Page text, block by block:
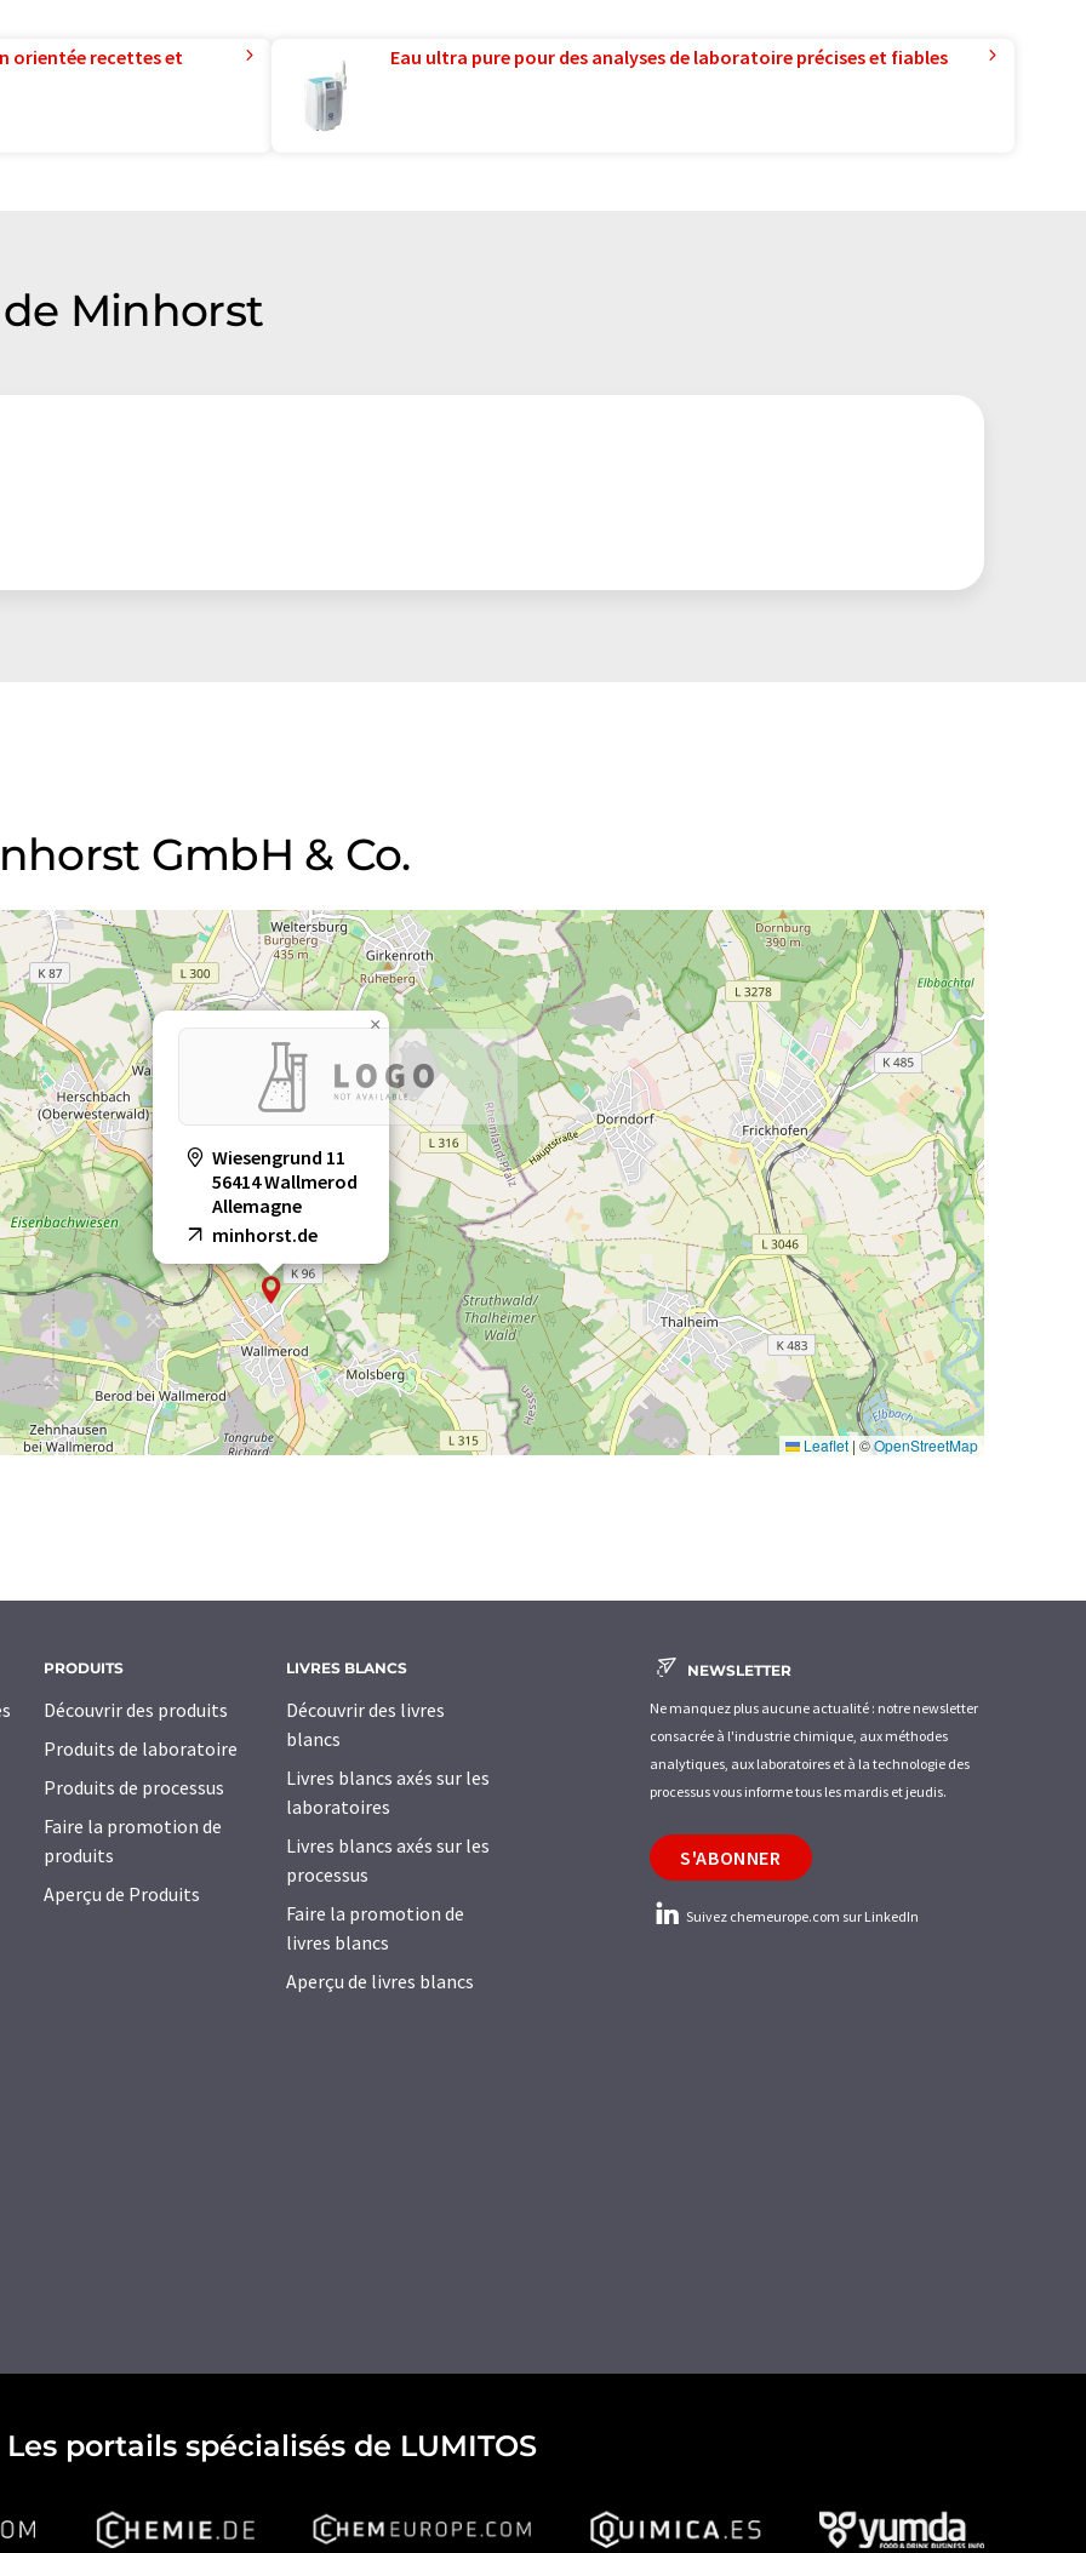
orientée recettes et Eau ultra pure pour des analyses de laboratoire précises et fiables
Minhorst
GmbH & Co.
Wiesengrund 11
56414 Wallmerod
Allemagne
minhorst.de
×
Leaflet | ©OpenStreetMap
PRODUITS
Découvrir des produits
Produits de laboratoire
Produits de processus
Faire la promotion de
produits
Aperçu de Produits
LIVRES BLANCS
Découvrir des livres
blancs
Livres blancs axés sur les
laboratoires
Livres blancs axés sur les
processus
Faire la promotion de
livres blancs
Aperçu de livres blancs
NEWSLETTER
Ne manquez plus aucune actualité : notre newsletter
consacrée à l'industrie chimique, aux méthodes
analytiques, aux laboratoires et à la technologie des
processus vous informe tous les mardis et jeudis.
S'ABONNER
Suivez chemeurope.com sur LinkedIn
Les portails spécialisés de LUMITOS